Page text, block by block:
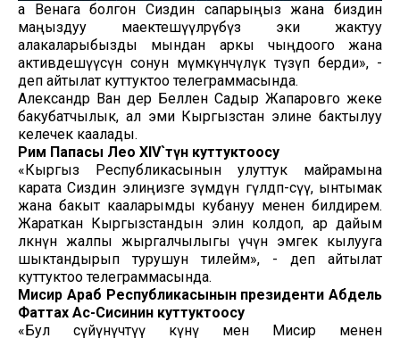
а Венага болгон Сиздин сапарыңыз жана биздин
маңыздуу маектешүүлөрүбүз эки жактуу
алакаларыбызды мындан аркы чыңдоого жана
активдешүүсүнө сонун мүмкүнчүлүк түзүп берди», -
деп айтылат куттуктоо телеграммасында.
Александр Ван дер Беллен Садыр Жапаровго жеке
бакубатчылык, ал эми Кыргызстан элине бактылуу
келечек каалады.
Рим Папасы Лео XIV`түн куттуктоосу
«Кыргыз Республикасынын улуттук майрамына
карата Сиздин элиңизге өзүмдүн гүлдөп-өсүү, ынтымак
жана бакыт кааларымды кубануу менен билдирем.
Жараткан Кыргызстандын элин колдоп, ар дайым
өлкөнүн жалпы жыргалчылыгы үчүн эмгек кылууга
шыктандырып турушун тилейм», - деп айтылат
куттуктоо телеграммасында.
Мисир Араб Республикасынын президенти Абдель
Фаттах Ас-Сисинин куттуктоосу
«Бул сүйүнүчтүү күнү мен Мисир менен